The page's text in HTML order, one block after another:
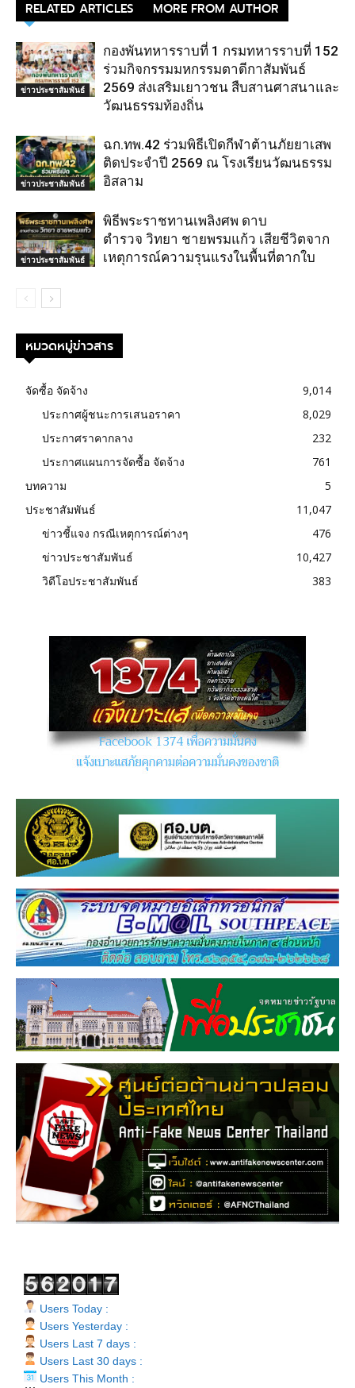
RELATED ARTICLES MORE FROM AUTHOR
ข่าวประชาสัมพันธ์
กองพันทหารราบที่ 1 กรมทหารราบที่ 152
ร่วมกิจกรรมมหกรรมตาดีกาสัมพันธ์
2569 ส่งเสริมเยาวชน สืบสานศาสนาและ
วัฒนธรรมท้องถิ่น
ข่าวประชาสัมพันธ์
ฉก.ทพ.42 ร่วมพิธีเปิดกีฬาต้านภัยยาเสพ
ติดประจำปี 2569 ณ โรงเรียนวัฒนธรรม
อิสลาม
ข่าวประชาสัมพันธ์
พิธีพระราชทานเพลิงศพ ดาบ
ตำรวจ วิทยา ชายพรมแก้ว เสียชีวิตจาก
เหตุการณ์ความรุนแรงในพื้นที่ตากใบ
หมวดหมู่ข่าวสาร
จัดซื้อ จัดจ้าง
9,014
ประกาศผู้ชนะการเสนอราคา
8,029
ประกาศราคากลาง
232
ประกาศแผนการจัดซื้อ จัดจ้าง
761
บทความ
5
ประชาสัมพันธ์
11,047
ข่าวชี้แจง กรณีเหตุการณ์ต่างๆ
476
ข่าวประชาสัมพันธ์
10,427
วิดีโอประชาสัมพันธ์
383
Users Today :
Users Yesterday :
Users Last 7 days :
Users Last 30 days :
Users This Month :